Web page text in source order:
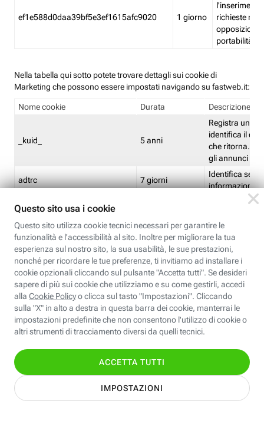
ef1e588d0daa39bf5e3ef1615afc9020 1 giorno
l'inserimento
richieste
opposizione
portabilità
Nella tabella qui sotto potete trovare dettagli sui cookie di
Marketing che possono essere impostati navigando su fastweb.it:
Nome cookie Durata Descrizione
_kuid_ 5 anni
Registra un ID
identifica il
che ritorna.
gli annunci
adtrc 7 giorni
Identifica se
informazioni
CFFC<TagID>
Limite di
CM 1 giorno
Identifica se
ricontrollare
corrispondenti
(impostata da
CM14 14 giorni
Identifica se
ricontrollare
corrispondenti
(impostata da
pagine
EBFC<BannerID> 7 giorni
Identifica la
banner
Identifica la